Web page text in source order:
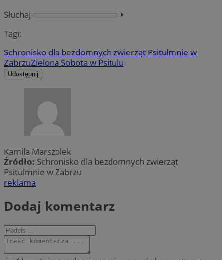
Słuchaj
⏵︎
Tagi:
Schronisko dla bezdomnych zwierząt Psitulmnie w
ZabrzuZielona Sobota w Psitulu
Udostępnij
Kamila Marszolek
Źródło: Schronisko dla bezdomnych zwierząt
Psitulmnie w Zabrzu
reklama
Dodaj komentarz